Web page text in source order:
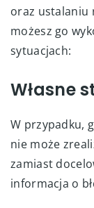
oraz ustalaniu
możesz go
sytuacjach:
Własne
W przypadku,
nie może
zamiast
informacja o